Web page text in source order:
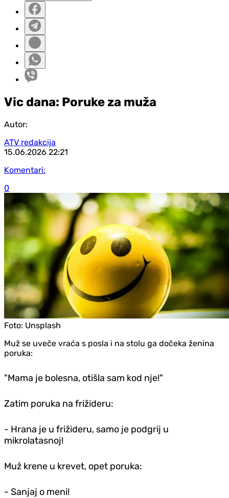
Vic dana: Poruke za muža
Autor:
ATV redakcija
15.06.2026 22:21
Komentari:
0
Foto: Unsplash
Muž se uveče vraća s posla i na stolu ga dočeka ženina
poruka:
"Mama je bolesna, otišla sam kod nje!"
Zatim poruka na frižideru:
- Hrana je u frižideru, samo je podgrij u
mikrolatasnoj!
Muž krene u krevet, opet poruka:
- Sanjaj o meni!